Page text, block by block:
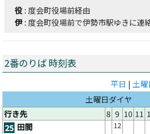
役 : 度会町役場前経由
伊: 度会町役場前で伊勢市駅ゆきに連
2番のりば 時刻表
平日 | 土曜
土曜日ダイヤ
行き先
8 9 10 11
25 田間 12